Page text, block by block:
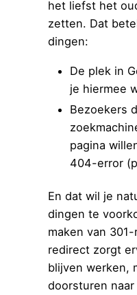
het liefst het
zetten. Dat
dingen:
De plek in
je hiermee
Bezoekers
pagina
404-error
En dat wil je
dingen te
maken van
redirect zorgt
blijven werken,
doorsturen